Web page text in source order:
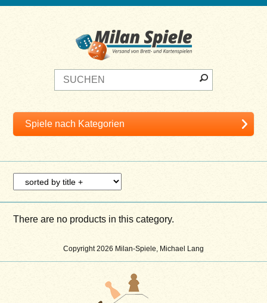
Copyright 2026 Milan-Spiele, Michael Lang
There are no products in this category.